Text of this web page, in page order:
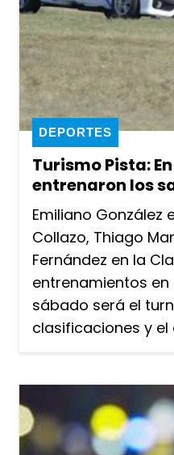
Turismo Pista:
entrenaron los
DEPORTES
Emiliano González
Collazo, Thiago
Fernández en la
entrenamientos en
sábado será el
clasificaciones y el